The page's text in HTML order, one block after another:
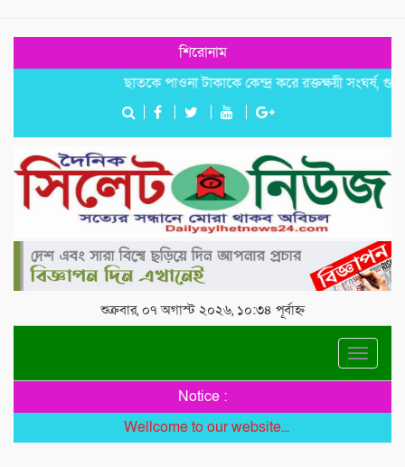
শিরোনাম
‎​ছাতকে পাওনা টাকাকে কেন্দ্র করে রক্তক্ষয়ী সংঘর্ষ, গুরুতর
শুক্রবার, ০৭ অগাস্ট ২০২৬, ১০:৩৪ পূর্বাহ্ন
Toggle
Notice :
Wellcome to our website...